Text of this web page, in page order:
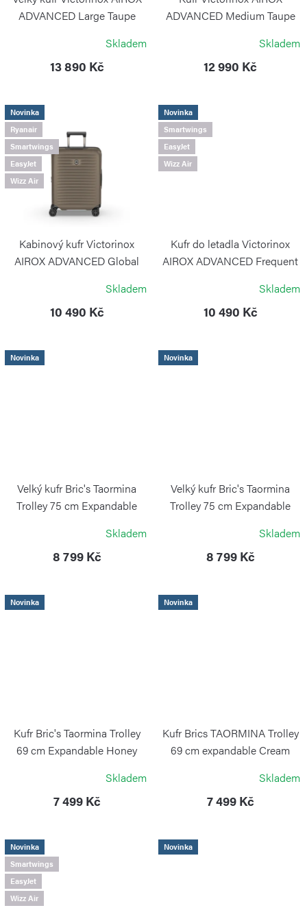
t
ů
ADVANCED Large Taupe
Skladem
13 890 Kč
ADVANCED Medium Taupe
Skladem
12 990 Kč
Novinka
Ryanair
Smartwings
EasyJet
Wizz Air
Kabinový kufr Victorinox
AIROX ADVANCED Global
Skladem
10 490 Kč
Novinka
Smartwings
EasyJet
Wizz Air
Kufr do letadla Victorinox
AIROX ADVANCED Frequent
Skladem
10 490 Kč
Novinka
Velký kufr Bric's Taormina
Trolley 75 cm Expandable
Skladem
8 799 Kč
Novinka
Velký kufr Bric's Taormina
Trolley 75 cm Expandable
Skladem
8 799 Kč
Novinka
Kufr Bric's Taormina Trolley
69 cm Expandable Honey
Skladem
7 499 Kč
Novinka
Kufr Brics TAORMINA Trolley
69 cm expandable Cream
Skladem
7 499 Kč
Novinka
Smartwings
EasyJet
Wizz Air
Novinka